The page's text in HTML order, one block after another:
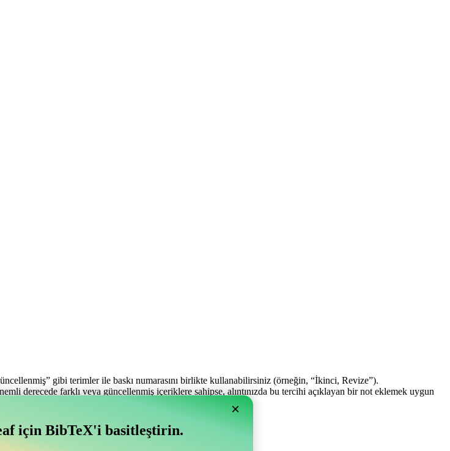
gibi terimler ile baskı numarasını birlikte kullanabilirsiniz (örneğin, “İkinci, Revize”).
derecede farklı veya güncellenmiş içeriklere sahipse, alıntınızda bu tercihi açıklayan bir not eklemek uygun
×
için BibTeX'i basitleştirin.